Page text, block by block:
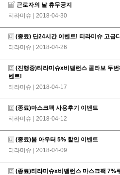
근로자의 날 휴무공지
티라미슈 | 2018-04-30
(종료) 단24시간 이벤트! 티라미슈 고급
티라미슈 | 2018-04-26
(진행중)티라미슈x비밸런스 콜라보 두
벤트!
티라미슈 | 2018-04-17
(종료)마스크팩 사용후기 이벤트
티라미슈 | 2018-04-12
(종료)봄 아우터 5% 할인 이벤트
티라미슈 | 2018-04-09
(종료)티라미슈x비밸런스 마스크팩 7%